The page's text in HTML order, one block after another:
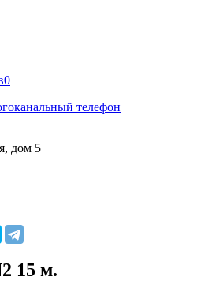
0
телефон
дом 5
15 м.